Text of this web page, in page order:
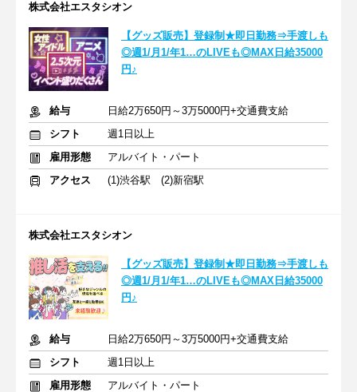
株式会社エスタシオン
【グッズ販売】登録制★即日勤務⇒手渡しも
◎週1/月1/年1…のLIVEも◎MAX日給35000
円♪
給与
日給2万650円～3万5000円+交通費支給
シフト
週1日以上
雇用形態
アルバイト・パート
アクセス
(1)渋谷駅 (2)新宿駅
株式会社エスタシオン
【グッズ販売】登録制★即日勤務⇒手渡しも
◎週1/月1/年1…のLIVEも◎MAX日給35000
円♪
給与
日給2万650円～3万5000円+交通費支給
シフト
週1日以上
雇用形態
アルバイト・パート